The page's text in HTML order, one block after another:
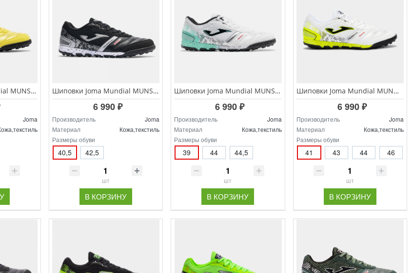
Шиповки Joma Mundial MUNS.2628.TF
Joma
Шиповки Joma Mundial MUNS.2601.TF
6 990 ₽
Производитель
Joma
Материал
Кожа,текстиль
Размеры обуви
40,5 42,5
шт
В КОРЗИНУ
Шиповки Joma Mundial MUNS.2602.TF
6 990 ₽
Производитель
Joma
Материал
Кожа,текстиль
Размеры обуви
39 44 44,5
шт
В КОРЗИНУ
Шиповки Joma Mundial MUNW.2502.TF
6 990 ₽
Производитель
Joma
Материал
Кожа,текстиль
Размеры обуви
41 43 44 46
шт
В КОРЗИНУ